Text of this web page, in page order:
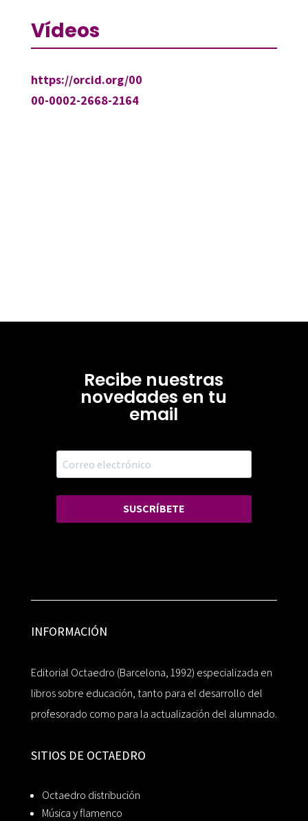
Vídeos
https://orcid.org/00
00-0002-2668-2164
Recibe nuestras
novedades en tu
email
SUSCRÍBETE
INFORMACIÓN
Editorial Octaedro (Barcelona, 1992) especializada en
libros sobre educación, tanto para el desarrollo del
profesorado como para la actualización del alumnado.
SITIOS DE OCTAEDRO
Octaedro distribución
Música y flamenco